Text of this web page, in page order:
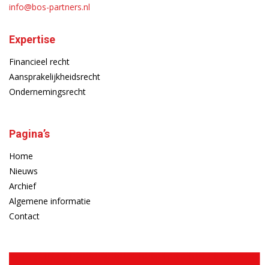
info@bos-partners.nl
Expertise
Financieel recht
Aansprakelijkheidsrecht
Ondernemingsrecht
Pagina’s
Home
Nieuws
Archief
Algemene informatie
Contact